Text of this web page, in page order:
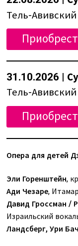
заказ
Политика сайта
Тель-
31.10.2026 |
Тель-
Опера для детей
Эли Горенштейн,
Ади Чезаре, Итамар
Давид Гроссман /
Израильский
Ландсберг, Ури